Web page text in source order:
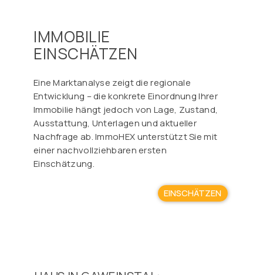
IMMOBILIE
EINSCHÄTZEN
Eine Marktanalyse zeigt die regionale
Entwicklung – die konkrete Einordnung Ihrer
Immobilie hängt jedoch von Lage, Zustand,
Ausstattung, Unterlagen und aktueller
Nachfrage ab. ImmoHEX unterstützt Sie mit
einer nachvollziehbaren ersten
Einschätzung.
EINSCHÄTZEN